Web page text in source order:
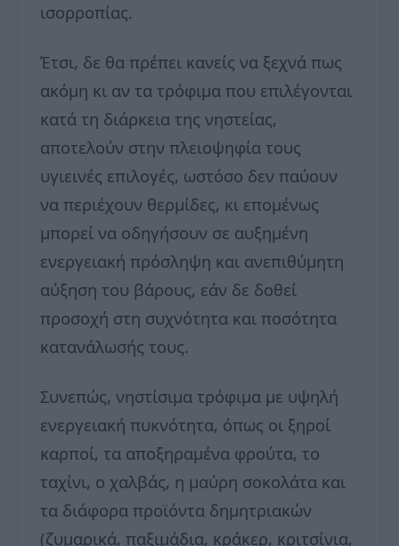
ισορροπίας.
Έτσι, δε θα πρέπει κανείς να ξεχνά πως
ακόμη κι αν τα τρόφιμα που επιλέγονται
κατά τη διάρκεια της νηστείας,
αποτελούν στην πλειοψηφία τους
υγιεινές επιλογές, ωστόσο δεν παύουν
να περιέχουν θερμίδες, κι επομένως
μπορεί να οδηγήσουν σε αυξημένη
ενεργειακή πρόσληψη και ανεπιθύμητη
αύξηση του βάρους, εάν δε δοθεί
προσοχή στη συχνότητα και ποσότητα
κατανάλωσής τους.
Συνεπώς, νηστίσιμα τρόφιμα με υψηλή
ενεργειακή πυκνότητα, όπως οι ξηροί
καρποί, τα αποξηραμένα φρούτα, το
ταχίνι, ο χαλβάς, η μαύρη σοκολάτα και
τα διάφορα προϊόντα δημητριακών
(ζυμαρικά, παξιμάδια, κράκερ, κριτσίνια,